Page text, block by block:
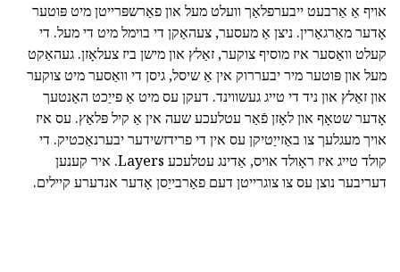
אויף אַ אַרבעט ייבערפלאַך וועלט מעל און פאַרשפּרייטן מיט פּוטער
אָדער מאַרגאַרין. ניצן אַ מעסער, צעהאַקן די בוימל מיט די מעל. די
קעלט וואַסער איז מוסיף צוקער, זאַלץ און מישן ביז צעלאָזן. געהאַקט
מעל און פּוטער מיר יבעררוק אין אַ שיסל, גיסן די וואַסער מיט צוקער
און זאַלץ און ניד די טייג געשווינד. דעקן עס מיט אַ פייַכט האַנטעך
אָדער שטאָף און לאָזן פֿאַר עטלעכע שעה אין אַ קיל פּלאַץ. עס איז
אויך מעגלעך צו באַזייַטיקן עס אין די פרידזשידער יבערנאַכטיק. די
קולד טייג איז ראָולד אויס, אַדינג עטלעכע Layers. איר קענען
דעריבער נוצן עס צו צוגרייטן דעם פאַרבייַסן אָדער אנדערע קיילים.